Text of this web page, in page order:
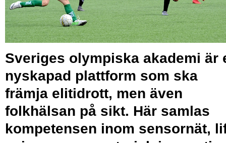
Sveriges olympiska akademi är
nyskapad plattform som ska
främja elitidrott, men även
folkhälsan på sikt. Här samlas
kompetensen inom sensornät,